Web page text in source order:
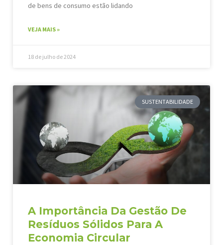
de bens de consumo estão lidando
VEJA MAIS »
18 de julho de 2024
SUSTENTABILIDADE
A Importância Da Gestão De
Resíduos Sólidos Para A
Economia Circular